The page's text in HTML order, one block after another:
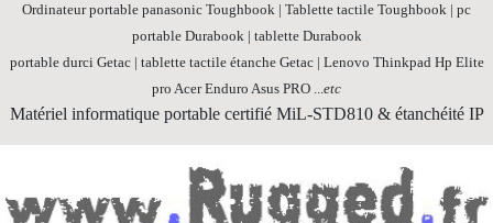
Ordinateur portable panasonic Toughbook | Tablette tactile Toughbook | pc
portable Durabook | tablette Durabook
portable durci Getac | tablette tactile étanche Getac | Lenovo Thinkpad Hp Elite
pro Acer Enduro Asus PRO ...etc
Matériel informatique portable certifié MiL-STD810 & étanchéité IP